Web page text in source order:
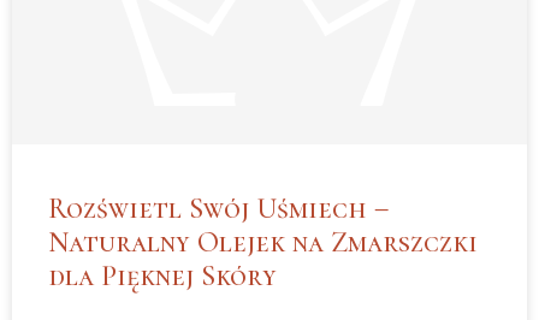
Rozświetl Swój Uśmiech –
Naturalny Olejek na Zmarszczki
dla Pięknej Skóry